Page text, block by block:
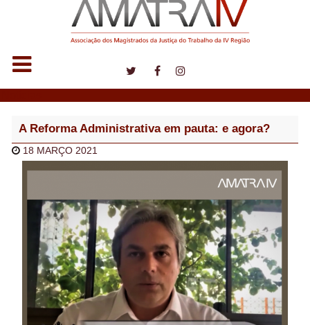
A Reforma Administrativa em pauta: e agora?
18 MARÇO 2021